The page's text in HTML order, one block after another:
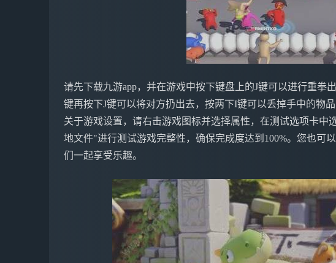
请先下载九游app，并在游戏中按下键盘上的J键可以进行重拳
键再按下J键可以将对方扔出去，按两下I键可以丢掉手中的物
关于游戏设置，请右击游戏图标并选择属性，在测试选项卡中
地文件"进行测试游戏完整性，确保完成度达到100%。您也可
们一起享受乐趣。